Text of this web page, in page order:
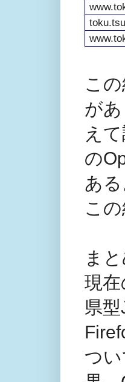
こ
が
え
の
ある
こ
ま
現
県
つ